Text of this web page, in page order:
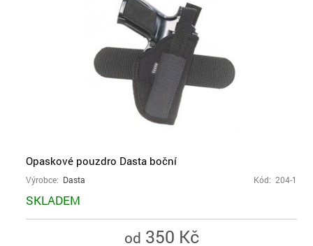
Opaskové pouzdro Dasta boční
Výrobce: Dasta Kód: 204-1
SKLADEM
od 350 Kč